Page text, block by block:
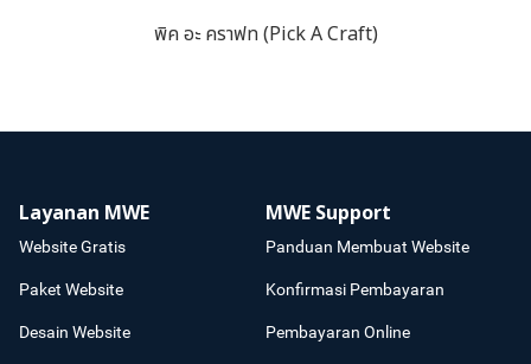
พิค อะ คราฟท (Pick A Craft)
Layanan MWE
Website Gratis
Paket Website
Desain Website
MWE Support
Panduan Membuat Website
Konfirmasi Pembayaran
Pembayaran Online